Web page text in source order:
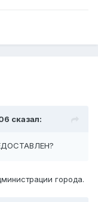
сказал:
города.